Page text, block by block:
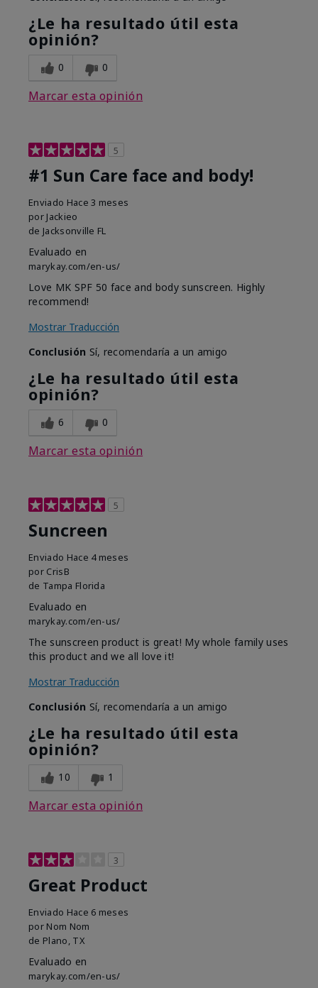
¿Le ha resultado útil esta
opinión?
0 0
Marcar esta opinión
5
#1 Sun Care face and body!
Enviado Hace 3 meses
por Jackieo
de Jacksonville FL
Evaluado en
marykay.com/en-us/
Love MK SPF 50 face and body sunscreen. Highly
recommend!
Mostrar Traducción
Conclusión Sí, recomendaría a un amigo
¿Le ha resultado útil esta
opinión?
6 0
Marcar esta opinión
5
Suncreen
Enviado Hace 4 meses
por CrisB
de Tampa Florida
Evaluado en
marykay.com/en-us/
The sunscreen product is great! My whole family uses
this product and we all love it!
Mostrar Traducción
Conclusión Sí, recomendaría a un amigo
¿Le ha resultado útil esta
opinión?
10 1
Marcar esta opinión
3
Great Product
Enviado Hace 6 meses
por Nom Nom
de Plano, TX
Evaluado en
marykay.com/en-us/